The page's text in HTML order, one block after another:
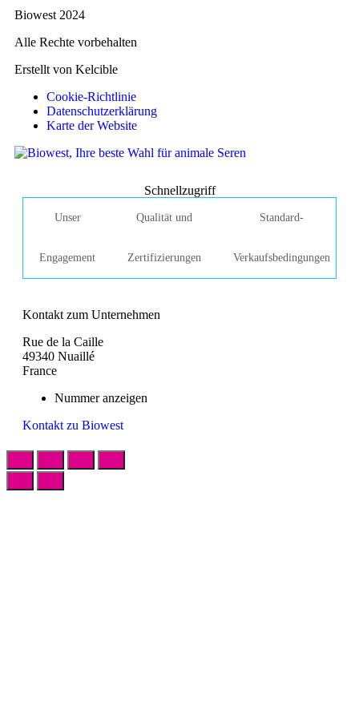
Biowest 2024
Alle Rechte vorbehalten
Erstellt von Kelcible
Cookie-Richtlinie
Datenschutzerklärung
Karte der Website
Schnellzugriff
Unser
Engagement
Qualität und
Zertifizierungen
Standard-
Verkaufsbedingungen
Kontakt zum Unternehmen
Rue de la Caille
49340 Nuaillé
France
Nummer anzeigen
Kontakt zu Biowest